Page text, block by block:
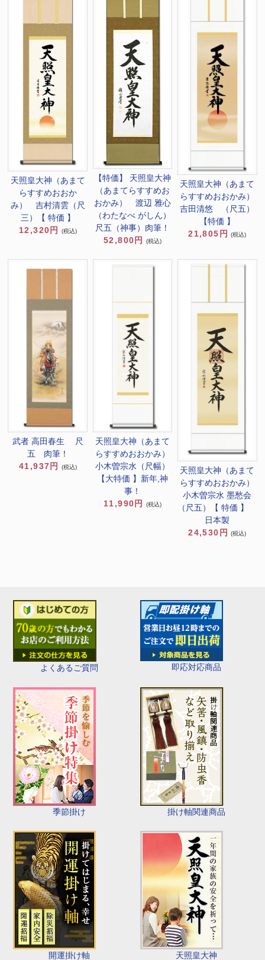
よくあるご質問 即応対応商品
季節掛け 掛け軸関連商品
開運掛け軸 天照皇大神
天照皇大神（あまて
らすすめおおか
み） 吉村清雲（尺
三）【 特価 】
12,320円
(税込)
【特価】 天照皇大神
（あまてらすすめお
おかみ） 渡辺 雅心
（わたなべ がしん）
尺五（神事）肉筆！
52,800円
(税込)
天照皇大神（あまて
らすすめおおかみ）
吉田清悠 （尺五）
【特価 】
21,805円 (税込)
武者 高田春生 尺
五 肉筆！
41,937円
(税込)
天照皇大神（あまて
らすすめおおかみ）
小木曽宗水（尺幅）
【大特価 】新年,神
事！
11,990円
(税込)
天照皇大神（あまて
らすすめおおかみ）
小木曽宗水 墨愁会
（尺五）【 特価 】
日本製
24,530円
(税込)